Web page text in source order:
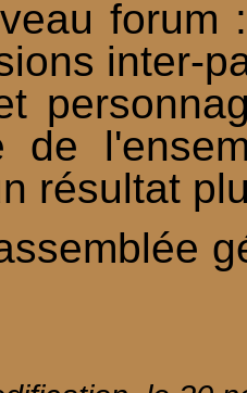
forum
inter-
de
résultat